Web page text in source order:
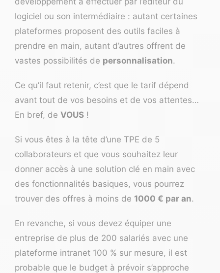
logiciel ou son intermédiaire : autant certaines
plateformes proposent des outils faciles à
prendre en main, autant d’autres offrent de
vastes possibilités de personnalisation.
Ce qu’il faut retenir, c’est que le tarif dépend
avant tout de vos besoins et de vos attentes…
En bref, de VOUS !
Si vous êtes à la tête d’une TPE de 5
collaborateurs et que vous souhaitez leur
donner accès à une solution clé en main avec
des fonctionnalités basiques, vous pourrez
trouver des offres à moins de 1000 € par an.
En revanche, si vous devez équiper une
entreprise de plus de 200 salariés avec une
plateforme intranet 100 % sur mesure, il est
probable que le budget à prévoir s’approche